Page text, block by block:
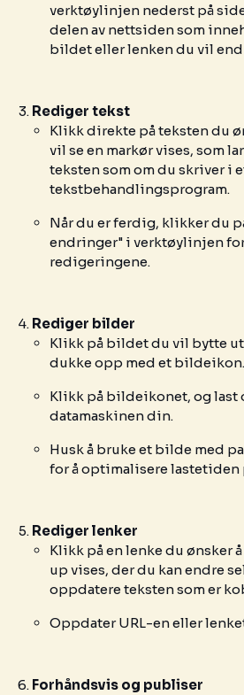
verktøylinjen nederst på
delen av nettsiden som
bildet eller lenken du vil
Rediger tekst
Klikk direkte på teksten du
vil se en markør vises, som
teksten som om du skriver i
tekstbehandlingsprogram.
Når du er ferdig, klikker du
endringer" i verktøylinjen
redigeringene.
Rediger bilder
Klikk på bildet du vil bytte
dukke opp med et bildeikon.
Klikk på bildeikonet, og last
datamaskinen din.
Husk å bruke et bilde med
for å optimalisere lastetiden
Rediger lenker
Klikk på en lenke du ønsker
up vises, der du kan endre
oppdatere teksten som er
Oppdater URL-en eller
Forhåndsvis og publiser